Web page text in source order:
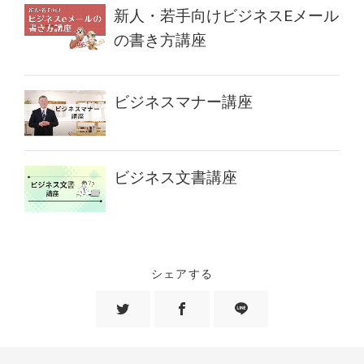
新人・若手向けビジネスEメール
の書き方講座
ビジネスマナー講座
ビジネス文書講座
シェアする